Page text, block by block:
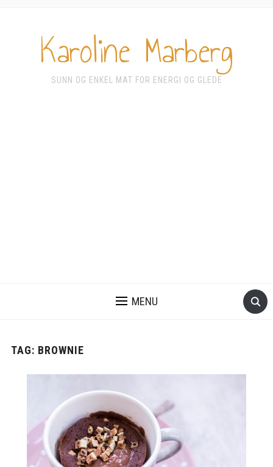
Karoline Marberg
SUNN OG ENKEL MAT FOR ENERGI OG GLEDE
MENU
TAG: BROWNIE